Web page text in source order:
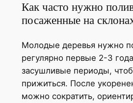
Как часто нужно
посаженные на
Молодые деревья нужно
регулярно первые 2-3
засушливые периоды,
прижиться. После
можно сократить,